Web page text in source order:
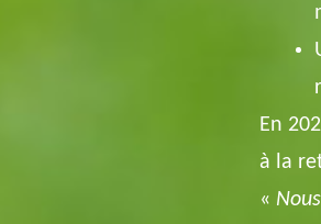
En
à la
«